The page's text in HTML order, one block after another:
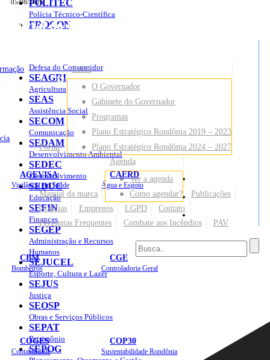
05/08/2026
Portal do Governo do
Rondônia
AGEVISA
Vigilância em Saúde
CAERD
Água e Esgoto
CBM
Bombeiros
CGE
Controladoria Geral
COGES
Contabilidade
COP30
Sustentabilidade Rondônia
Sites
Portal
Sobre
O Governador
Gabinete do Governador
Programas
Plano Estratégico Rondônia 2019 – 2023
Plano Estratégico Rondônia 2024 – 2027
Manual da marca
Agenda
Ver a agenda
Como agendar?
Publicações
Notícias
Empregos LGPD
Contato
Perguntas Frequentes
Combate aos Incêndios PAV
POLITEC
Polícia Técnico-Científica
PROCON
Defesa do Consumidor
SEAGRI
Agricultura
SEAS
Assistência Social
SECOM
Comunicação
SEDAM
Desenvolvimento Ambiental
SEDEC
Desenvolvimento
SEDUC
Educação
SEFIN
Finanças
SEGEP
Administração e Recursos
Humanos
SEJUCEL
Esporte, Cultura e Lazer
SEJUS
Justiça
SEOSP
Obras e Serviços Públicos
SEPAT
Patrimônio
SEPOG